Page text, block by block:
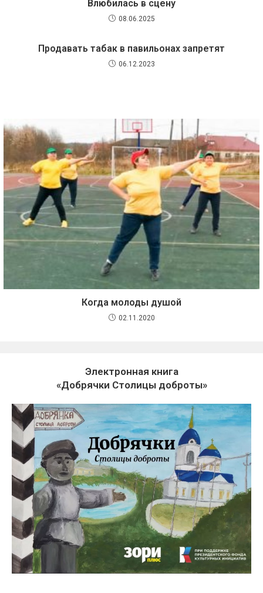
Влюбилась в сцену
08.06.2025
Продавать табак в павильонах запретят
06.12.2023
Когда молоды душой
02.11.2020
Электронная книга
«Добрячки Столицы доброты»